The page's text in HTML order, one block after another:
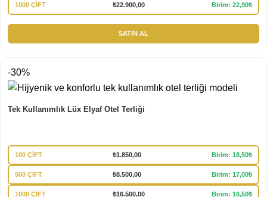
1000 ÇİFT ₺22.900,00 Birim: 22,90₺
SATIN AL
-30%
Tek Kullanımlık Lüx Elyaf Otel Terliği
100 ÇİFT ₺1.850,00 Birim: 18,50₺
500 ÇİFT ₺8.500,00 Birim: 17,00₺
1000 ÇİFT ₺16.500,00 Birim: 16,50₺